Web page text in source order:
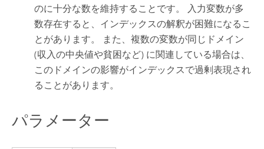
のに十分な数を維持することです。 入力変数が多
数存在すると、インデックスの解釈が困難になるこ
とがあります。 また、複数の変数が同じドメイン
(収入の中央値や貧困など) に関連している場合は、
このドメインの影響がインデックスで過剰表現され
ることがあります。
パラメーター